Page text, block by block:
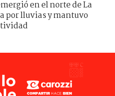
en el norte de La
por lluvias y mantuvo